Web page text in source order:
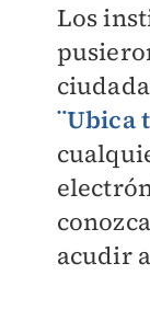
Los
¨Ubica
acudir